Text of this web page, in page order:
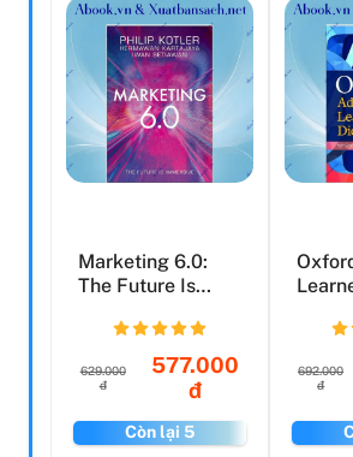
Marketing 6.0:
The Future Is
629.000
đ
577.000
đ
Còn lại 5
692.000
đ